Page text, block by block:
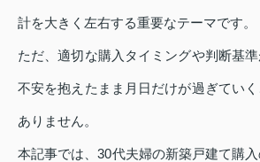
計を大きく左右する重要なテーマです。
ただ、適切な購入タイミングや判断基
不安を抱えたまま月日だけが過ぎてい
ありません。
本記事では、30代夫婦の新築戸建て購